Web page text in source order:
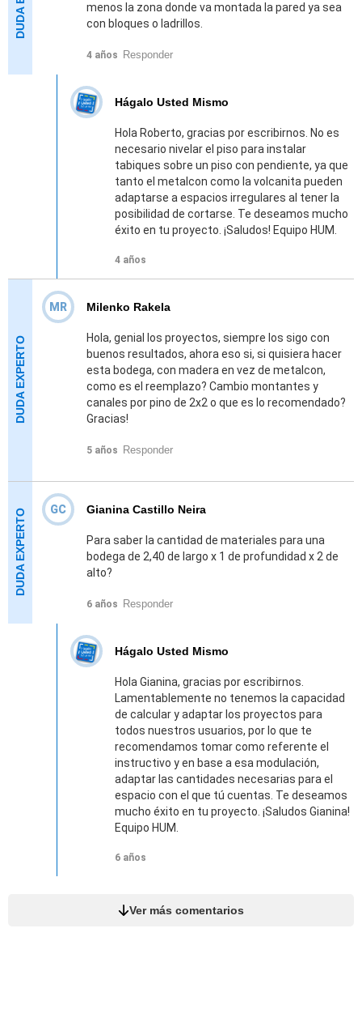
menos la zona donde va montada la pared ya sea
con bloques o ladrillos.
4 años Responder
Hágalo Usted Mismo
Hola Roberto, gracias por escribirnos. No es
necesario nivelar el piso para instalar
tabiques sobre un piso con pendiente, ya que
tanto el metalcon como la volcanita pueden
adaptarse a espacios irregulares al tener la
posibilidad de cortarse. Te deseamos mucho
éxito en tu proyecto. ¡Saludos! Equipo HUM.
4 años
MR Milenko Rakela
Hola, genial los proyectos, siempre los sigo con
buenos resultados, ahora eso si, si quisiera hacer
esta bodega, con madera en vez de metalcon,
como es el reemplazo? Cambio montantes y
canales por pino de 2x2 o que es lo recomendado?
Gracias!
5 años Responder
GC Gianina Castillo Neira
Para saber la cantidad de materiales para una
bodega de 2,40 de largo x 1 de profundidad x 2 de
alto?
6 años Responder
Hágalo Usted Mismo
Hola Gianina, gracias por escribirnos.
Lamentablemente no tenemos la capacidad
de calcular y adaptar los proyectos para
todos nuestros usuarios, por lo que te
recomendamos tomar como referente el
instructivo y en base a esa modulación,
adaptar las cantidades necesarias para el
espacio con el que tú cuentas. Te deseamos
mucho éxito en tu proyecto. ¡Saludos Gianina!
Equipo HUM.
6 años
Ver más comentarios